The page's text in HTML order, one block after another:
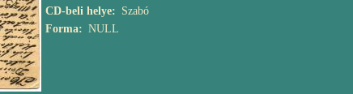
CD-beli helye
Szabó
Forma
NULL